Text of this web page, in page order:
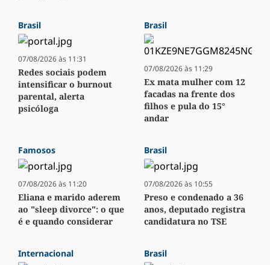
Brasil
07/08/2026 às 11:31
Redes sociais podem
intensificar o burnout
parental, alerta
psicóloga
Brasil
07/08/2026 às 11:29
Ex mata mulher com 12
facadas na frente dos
filhos e pula do 15°
andar
Famosos
07/08/2026 às 11:20
Eliana e marido aderem
ao "sleep divorce": o que
é e quando considerar
Brasil
07/08/2026 às 10:55
Preso e condenado a 36
anos, deputado registra
candidatura no TSE
Internacional Brasil